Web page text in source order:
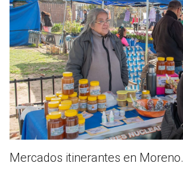
Mercados itinerantes en Moreno.